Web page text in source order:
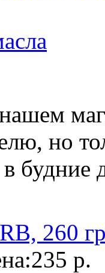
нашем
но
в будние
260
235 р.